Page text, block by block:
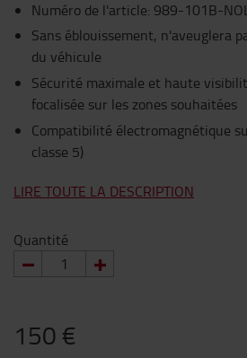
Numéro de l'article: 989-101B-
Sans éblouissement, n'aveuglera
du véhicule
Sécurité maximale et haute
focalisée sur les zones souhaitées
Compatibilité électromagnétique
classe 5)
LIRE TOUTE LA DESCRIPTION
Quantité
150 €